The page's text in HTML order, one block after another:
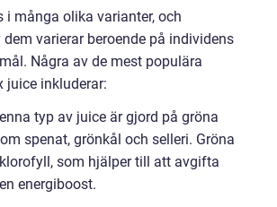
i många olika varianter, och
varierar beroende på individens
Några av de mest populära
juice inkluderar:
typ av juice är gjord på gröna
spenat, grönkål och selleri. Gröna
som hjälper till att avgifta
energiboost.